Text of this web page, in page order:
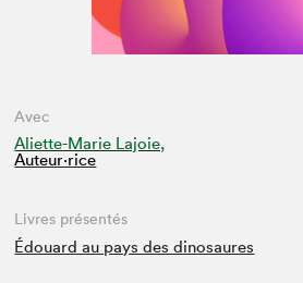
Avec
Aliette-Marie Lajoie,
Auteur·rice
Livres présentés
Édouard au pays des dinosaures